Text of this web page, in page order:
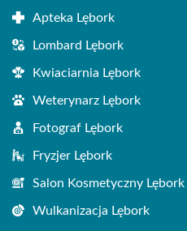
Apteka Lębork
Lombard Lębork
Kwiaciarnia Lębork
Weterynarz Lębork
Fotograf Lębork
Fryzjer Lębork
Salon Kosmetyczny Lębork
Wulkanizacja Lębork